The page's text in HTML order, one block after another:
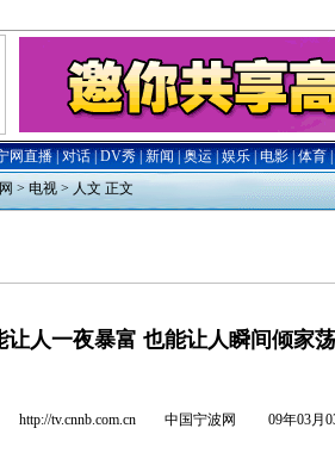
> 电视 > 人文 正文
让人一夜暴富 也能让人瞬间倾家
http://tv.cnnb.com.cn 中国宁波网 09年03月